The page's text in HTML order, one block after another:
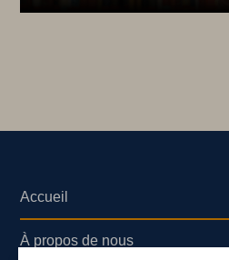
Accueil
À propos de nous